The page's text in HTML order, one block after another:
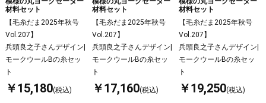
材料セット
【毛糸だま2025年秋号
Vol.207】
兵頭良之子さんデザイン|
モークウールBの糸セッ
ト
￥15,180(税込)
材料セット
【毛糸だま2025年秋号
Vol.207】
兵頭良之子さんデザイン|
モークウールBの糸セッ
ト
￥17,160(税込)
材料セット
【毛糸だま2025年秋号
Vol.207】
兵頭良之子さんデザイン|
モークウールBの糸セッ
ト
￥19,250(税込)